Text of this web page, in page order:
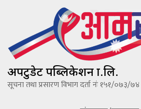
अपटुडेट पब्लिकेशन प्रा.लि.
सूचना तथा प्रसारण विभाग दर्ता नंः १५१/०७३/७४